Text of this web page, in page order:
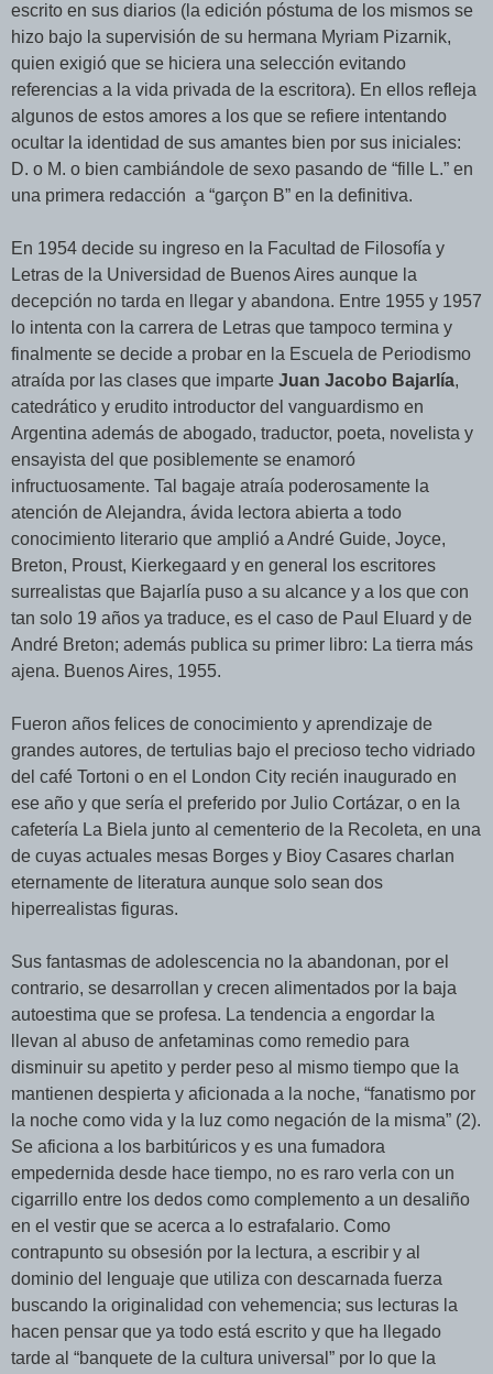
escrito en sus diarios (la edición póstuma de los mismos se
hizo bajo la supervisión de su hermana Myriam Pizarnik,
quien exigió que se hiciera una selección evitando
referencias a la vida privada de la escritora). En ellos refleja
algunos de estos amores a los que se refiere intentando
ocultar la identidad de sus amantes bien por sus iniciales:
D. o M. o bien cambiándole de sexo pasando de “fille L.” en
una primera redacción a “garçon B” en la definitiva.
En 1954 decide su ingreso en la Facultad de Filosofía y
Letras de la Universidad de Buenos Aires aunque la
decepción no tarda en llegar y abandona. Entre 1955 y 1957
lo intenta con la carrera de Letras que tampoco termina y
finalmente se decide a probar en la Escuela de Periodismo
atraída por las clases que imparte Juan Jacobo Bajarlía,
catedrático y erudito introductor del vanguardismo en
Argentina además de abogado, traductor, poeta, novelista y
ensayista del que posiblemente se enamoró
infructuosamente. Tal bagaje atraía poderosamente la
atención de Alejandra, ávida lectora abierta a todo
conocimiento literario que amplió a André Guide, Joyce,
Breton, Proust, Kierkegaard y en general los escritores
surrealistas que Bajarlía puso a su alcance y a los que con
tan solo 19 años ya traduce, es el caso de Paul Eluard y de
André Breton; además publica su primer libro: La tierra más
ajena. Buenos Aires, 1955.
Fueron años felices de conocimiento y aprendizaje de
grandes autores, de tertulias bajo el precioso techo vidriado
del café Tortoni o en el London City recién inaugurado en
ese año y que sería el preferido por Julio Cortázar, o en la
cafetería La Biela junto al cementerio de la Recoleta, en una
de cuyas actuales mesas Borges y Bioy Casares charlan
eternamente de literatura aunque solo sean dos
hiperrealistas figuras.
Sus fantasmas de adolescencia no la abandonan, por el
contrario, se desarrollan y crecen alimentados por la baja
autoestima que se profesa. La tendencia a engordar la
llevan al abuso de anfetaminas como remedio para
disminuir su apetito y perder peso al mismo tiempo que la
mantienen despierta y aficionada a la noche, “fanatismo por
la noche como vida y la luz como negación de la misma” (2).
Se aficiona a los barbitúricos y es una fumadora
empedernida desde hace tiempo, no es raro verla con un
cigarrillo entre los dedos como complemento a un desaliño
en el vestir que se acerca a lo estrafalario. Como
contrapunto su obsesión por la lectura, a escribir y al
dominio del lenguaje que utiliza con descarnada fuerza
buscando la originalidad con vehemencia; sus lecturas la
hacen pensar que ya todo está escrito y que ha llegado
tarde al “banquete de la cultura universal” por lo que la